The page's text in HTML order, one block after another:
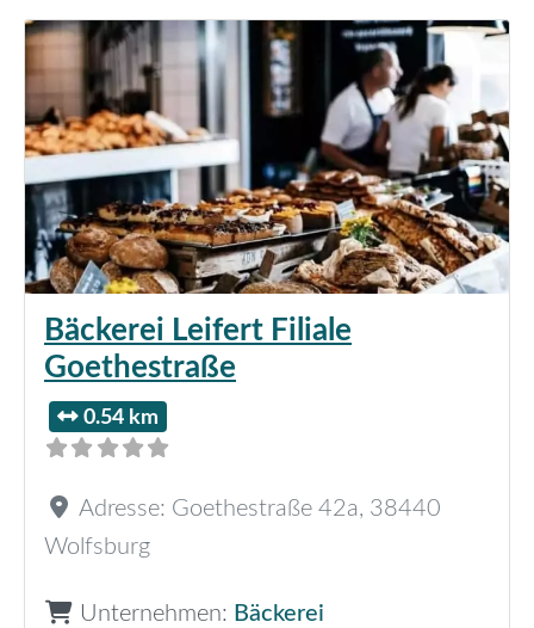
Bäckerei Leifert Filiale
Goethestraße
0.54 km
Adresse: Goethestraße 42a, 38440
Wolfsburg
Unternehmen: Bäckerei